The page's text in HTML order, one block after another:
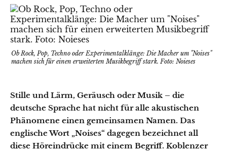
Ob Rock, Pop, Techno oder Experimentalklänge: Die Macher um "Noises"
machen sich für einen erweiterten Musikbegriff stark. Foto: Noieses
Stille und Lärm, Geräusch oder Musik – die
deutsche Sprache hat nicht für alle akustischen
Phänomene einen gemeinsamen Namen. Das
englische Wort „Noises“ dagegen bezeichnet all
diese Höreindrücke mit einem Begriff. Koblenzer